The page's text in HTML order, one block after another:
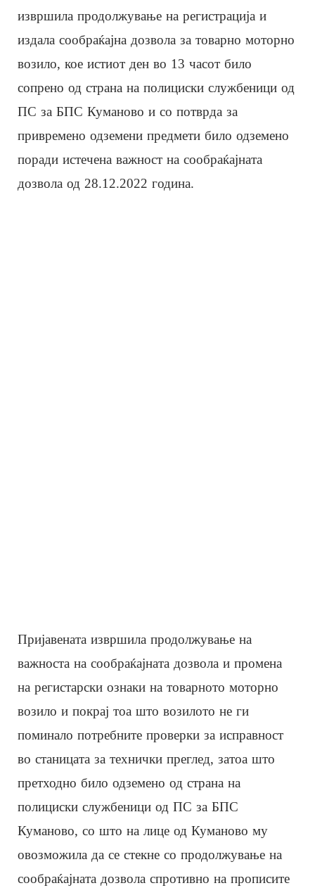
извршила продолжување на регистрација и
издала сообраќајна дозвола за товарно моторно
возило, кое истиот ден во 13 часот било
сопрено од страна на полициски службеници од
ПС за БПС Куманово и со потврда за
привремено одземени предмети било одземено
поради истечена важност на сообраќајната
дозвола од 28.12.2022 година.
Пријавената извршила продолжување на
важноста на сообраќајната дозвола и промена
на регистарски ознаки на товарното моторно
возило и покрај тоа што возилото не ги
поминало потребните проверки за исправност
во станицата за технички преглед, затоа што
претходно било одземено од страна на
полициски службеници од ПС за БПС
Куманово, со што на лице од Куманово му
овозможила да се стекне со продолжување на
сообраќајната дозвола спротивно на прописите